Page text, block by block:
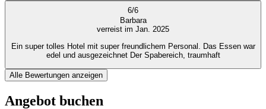
6/6
Barbara
verreist im Jan. 2025
Ein super tolles Hotel mit super freundlichem Personal. Das Essen war
edel und ausgezeichnet Der Spabereich, traumhaft
Alle Bewertungen anzeigen
Angebot buchen